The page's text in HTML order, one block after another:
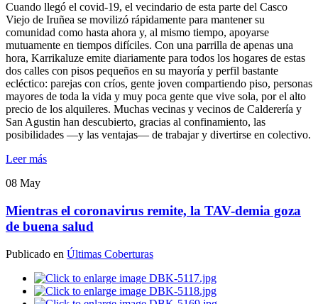
Cuando llegó el covid-19, el vecindario de esta parte del Casco
Viejo de Iruñea se movilizó rápidamente para mantener su
comunidad como hasta ahora y, al mismo tiempo, apoyarse
mutuamente en tiempos difíciles. Con una parrilla de apenas una
hora, Karrikaluze emite diariamente para todos los hogares de estas
dos calles con pisos pequeños en su mayoría y perfil bastante
ecléctico: parejas con críos, gente joven compartiendo piso, personas
mayores de toda la vida y muy poca gente que vive sola, por el alto
precio de los alquileres. Muchas vecinas y vecinos de Calderería y
San Agustin han descubierto, gracias al confinamiento, las
posibilidades —y las ventajas— de trabajar y divertirse en colectivo.
Leer más
08 May
Mientras el coronavirus remite, la TAV-demia goza
de buena salud
Publicado en Últimas Coberturas